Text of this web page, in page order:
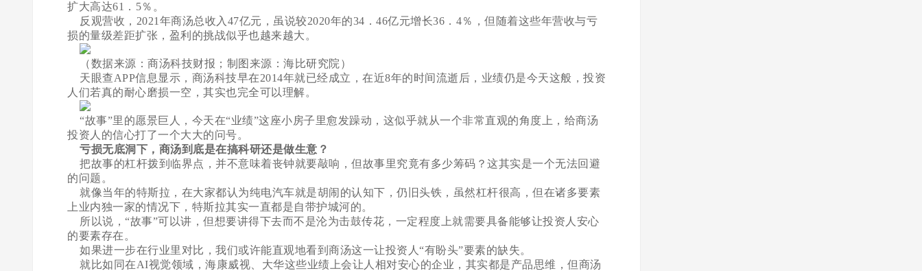
扩大高达61．5％。
反观营收，2021年商汤总收入47亿元，虽说较2020年的34．46亿元增长36．4％，但随着这些年营收与亏
损的量级差距扩张，盈利的挑战似乎也越来越大。
（数据来源：商汤科技财报；制图来源：海比研究院）
天眼查APP信息显示，商汤科技早在2014年就已经成立，在近8年的时间流逝后，业绩仍是今天这般，投资
人们若真的耐心磨损一空，其实也完全可以理解。
“故事”里的愿景巨人，今天在“业绩”这座小房子里愈发躁动，这似乎就从一个非常直观的角度上，给商汤
投资人的信心打了一个大大的问号。
亏损无底洞下，商汤到底是在搞科研还是做生意？
把故事的杠杆拨到临界点，并不意味着丧钟就要敲响，但故事里究竟有多少筹码？这其实是一个无法回避
的问题。
就像当年的特斯拉，在大家都认为纯电汽车就是胡闹的认知下，仍旧头铁，虽然杠杆很高，但在诸多要素
上业内独一家的情况下，特斯拉其实一直都是自带护城河的。
所以说，“故事”可以讲，但想要讲得下去而不是沦为击鼓传花，一定程度上就需要具备能够让投资人安心
的要素存在。
如果进一步在行业里对比，我们或许能直观地看到商汤这一让投资人“有盼头”要素的缺失。
就比如同在AI视觉领域，海康威视、大华这些业绩上会让人相对安心的企业，其实都是产品思维，但商汤